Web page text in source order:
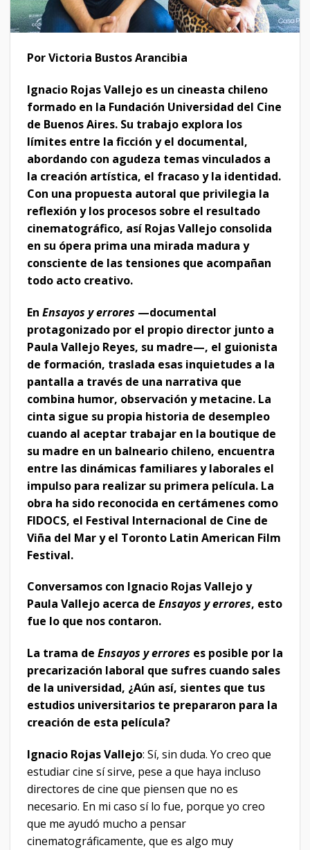
Por Victoria Bustos Arancibia
Ignacio Rojas Vallejo es un cineasta chileno
formado en la Fundación Universidad del Cine
de Buenos Aires. Su trabajo explora los
límites entre la ficción y el documental,
abordando con agudeza temas vinculados a
la creación artística, el fracaso y la identidad.
Con una propuesta autoral que privilegia la
reflexión y los procesos sobre el resultado
cinematográfico, así Rojas Vallejo consolida
en su ópera prima una mirada madura y
consciente de las tensiones que acompañan
todo acto creativo.
En Ensayos y errores —documental
protagonizado por el propio director junto a
Paula Vallejo Reyes, su madre—, el guionista
de formación, traslada esas inquietudes a la
pantalla a través de una narrativa que
combina humor, observación y metacine. La
cinta sigue su propia historia de desempleo
cuando al aceptar trabajar en la boutique de
su madre en un balneario chileno, encuentra
entre las dinámicas familiares y laborales el
impulso para realizar su primera película. La
obra ha sido reconocida en certámenes como
FIDOCS, el Festival Internacional de Cine de
Viña del Mar y el Toronto Latin American Film
Festival.
Conversamos con Ignacio Rojas Vallejo y
Paula Vallejo acerca de Ensayos y errores, esto
fue lo que nos contaron.
La trama de Ensayos y errores es posible por la
precarización laboral que sufres cuando sales
de la universidad, ¿Aún así, sientes que tus
estudios universitarios te prepararon para la
creación de esta película?
Ignacio Rojas Vallejo: Sí, sin duda. Yo creo que
estudiar cine sí sirve, pese a que haya incluso
directores de cine que piensen que no es
necesario. En mi caso sí lo fue, porque yo creo
que me ayudó mucho a pensar
cinematográficamente, que es algo muy